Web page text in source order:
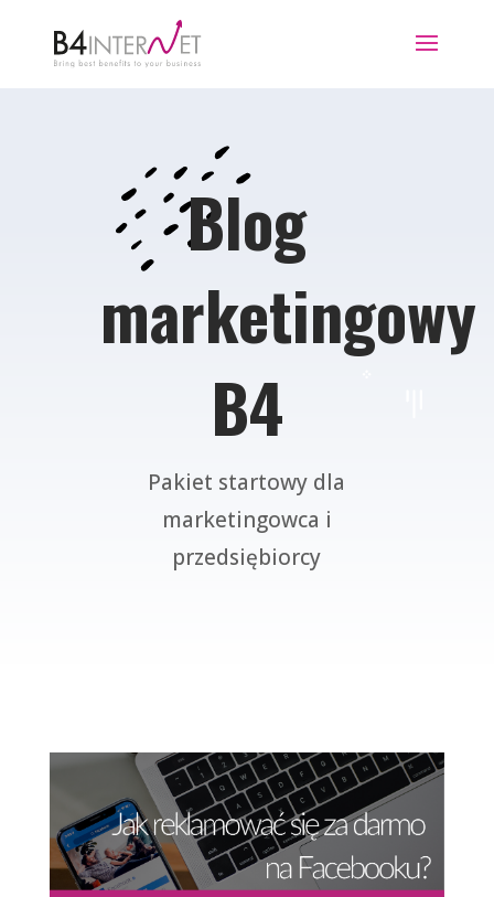
Blog
marketingowy
B4
Pakiet startowy dla
marketingowca i
przedsiębiorcy